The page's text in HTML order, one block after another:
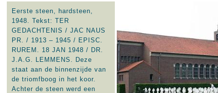
Eerste steen, hardsteen,
1948. Tekst: TER
GEDACHTENIS / JAC NAUS
PR. / 1913 – 1945 / EPISC.
RUREM. 18 JAN 1948 / DR.
J.A.G. LEMMENS. Deze
staat aan de binnenzijde van
de triomfboog in het koor.
Achter de steen werd een